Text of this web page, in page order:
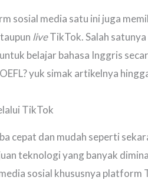
sosial media satu ini juga
liveTikTok. Salah
belajar bahasa Inggris
yuk simak artikelnya
TikTok
cepat dan mudah seperti
teknologi yang banyak
sosial khususnya